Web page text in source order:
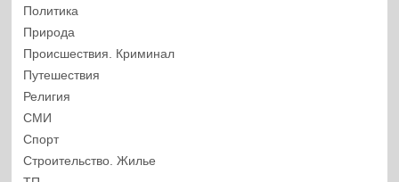
Политика
Природа
Происшествия. Криминал
Путешествия
Религия
СМИ
Спорт
Строительство. Жилье